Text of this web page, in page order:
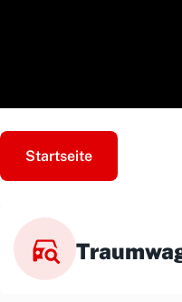
Startseite